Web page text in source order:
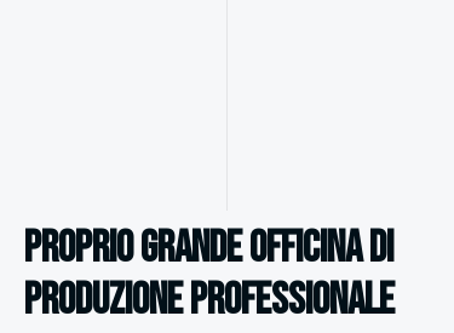
Proprio grande officina di
produzione professionale